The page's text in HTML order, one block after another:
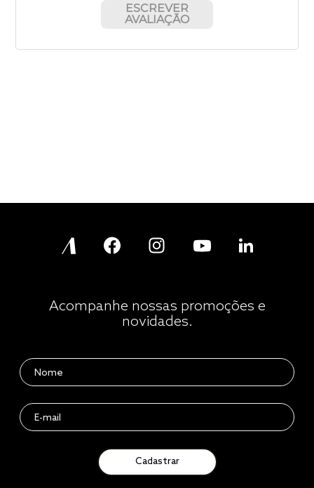
ESCREVER
AVALIAÇÃO
Acompanhe nossas promoções e
novidades.
Cadastrar